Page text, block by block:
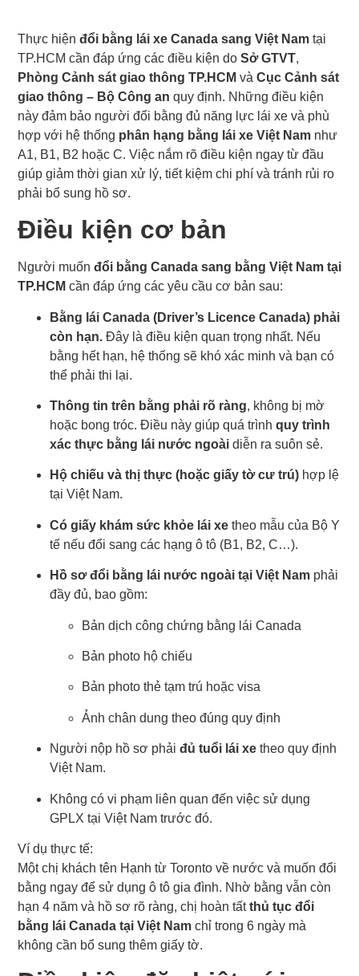
Thực hiện đổi bằng lái xe Canada sang Việt Nam tại
TP.HCM cần đáp ứng các điều kiện do Sở GTVT,
Phòng Cảnh sát giao thông TP.HCM và Cục Cảnh sát
giao thông – Bộ Công an quy định. Những điều kiện
này đảm bảo người đổi bằng đủ năng lực lái xe và phù
hợp với hệ thống phân hạng bằng lái xe Việt Nam như
A1, B1, B2 hoặc C. Việc nắm rõ điều kiện ngay từ đầu
giúp giảm thời gian xử lý, tiết kiệm chi phí và tránh rủi ro
phải bổ sung hồ sơ.
Điều kiện cơ bản
Người muốn đổi bằng Canada sang bằng Việt Nam tại
TP.HCM cần đáp ứng các yêu cầu cơ bản sau:
Bằng lái Canada (Driver’s Licence Canada) phải
còn hạn. Đây là điều kiện quan trọng nhất. Nếu
bằng hết hạn, hệ thống sẽ khó xác minh và bạn có
thể phải thi lại.
Thông tin trên bằng phải rõ ràng, không bị mờ
hoặc bong tróc. Điều này giúp quá trình quy trình
xác thực bằng lái nước ngoài diễn ra suôn sẻ.
Hộ chiếu và thị thực (hoặc giấy tờ cư trú) hợp lệ
tại Việt Nam.
Có giấy khám sức khỏe lái xe theo mẫu của Bộ Y
tế nếu đổi sang các hạng ô tô (B1, B2, C…).
Hồ sơ đổi bằng lái nước ngoài tại Việt Nam phải
đầy đủ, bao gồm:
Bản dịch công chứng bằng lái Canada
Bản photo hộ chiếu
Bản photo thẻ tạm trú hoặc visa
Ảnh chân dung theo đúng quy định
Người nộp hồ sơ phải đủ tuổi lái xe theo quy định
Việt Nam.
Không có vi phạm liên quan đến việc sử dụng
GPLX tại Việt Nam trước đó.
Ví dụ thực tế:
Một chị khách tên Hạnh từ Toronto về nước và muốn đổi
bằng ngay để sử dụng ô tô gia đình. Nhờ bằng vẫn còn
hạn 4 năm và hồ sơ rõ ràng, chị hoàn tấtthủ tục đổi
bằng lái Canada tại Việt Nam chỉ trong 6 ngày mà
không cần bổ sung thêm giấy tờ.